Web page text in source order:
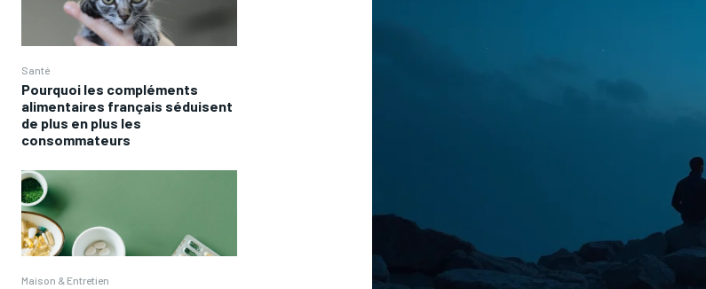
Santé
Pourquoi les compléments
alimentaires français séduisent
de plus en plus les
consommateurs
Maison & Entretien